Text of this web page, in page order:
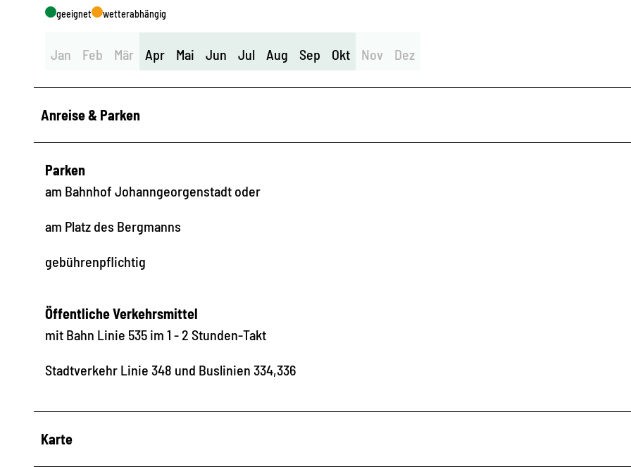
geeignet wetterabhängig
Jan Feb Mär Apr Mai Jun Jul Aug Sep Okt Nov Dez
Anreise & Parken
Parken
am Bahnhof Johanngeorgenstadt oder
am Platz des Bergmanns
gebührenpflichtig
Öffentliche Verkehrsmittel
mit Bahn Linie 535 im 1 - 2 Stunden-Takt
Stadtverkehr Linie 348 und Buslinien 334,336
Karte